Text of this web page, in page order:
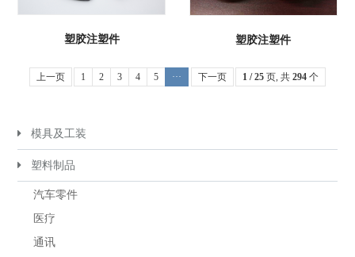
塑胶注塑件 塑胶注塑件
上一页 1 2 3 4 5 ··· 下一页 1 / 25 页, 共294 个
模具及工装
塑料制品
汽车零件
医疗
通讯